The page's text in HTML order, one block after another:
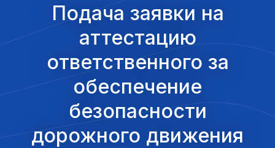
Подача заявки на
аттестацию
ответственного за
обеспечение
безопасности
дорожного движения